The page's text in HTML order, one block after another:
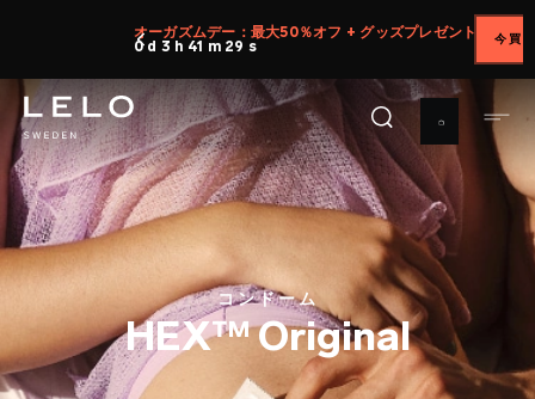
ン
ン
テ
ン
ツ
に
移
オーガズムデー：最大50％オフ + グッズプレゼント
0 d 3 h 41 m 28 s
今買う
コンドーム
HEX™ Original